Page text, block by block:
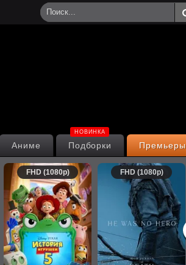
Премьеры
Подборки
НОВИНКА
Аниме
FHD (1080p) FHD (1080p)